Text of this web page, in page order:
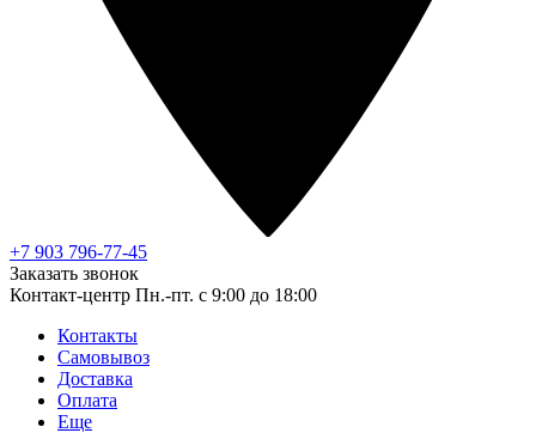
+7 903 796-77-45
Заказать звонок
Контакт-центр Пн.-пт. с 9:00 до 18:00
Контакты
Самовывоз
Доставка
Оплата
Еще